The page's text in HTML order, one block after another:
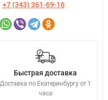
+7 (343) 361-69-16
Быстрая доставка
Доставка по Екатеринбургу от 1
часа